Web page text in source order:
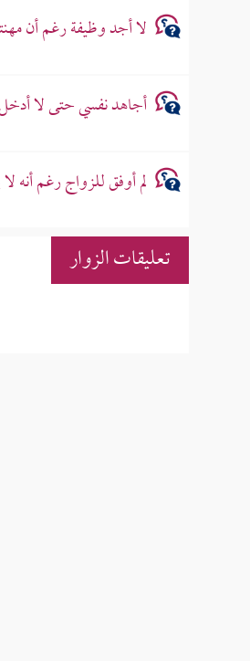
لا أجد وظيفة رغم أن
أجاهد نفسي حتى لا
لم أوفق للزواج رغم
تعليقات الزوار